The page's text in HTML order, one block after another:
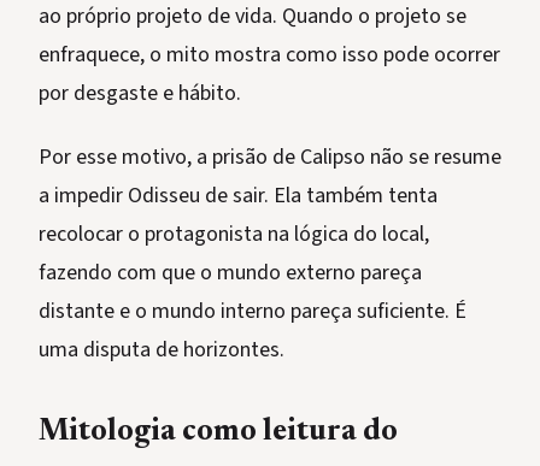
ao próprio projeto de vida. Quando o projeto se
enfraquece, o mito mostra como isso pode ocorrer
por desgaste e hábito.
Por esse motivo, a prisão de Calipso não se resume
a impedir Odisseu de sair. Ela também tenta
recolocar o protagonista na lógica do local,
fazendo com que o mundo externo pareça
distante e o mundo interno pareça suficiente. É
uma disputa de horizontes.
Mitologia como leitura do